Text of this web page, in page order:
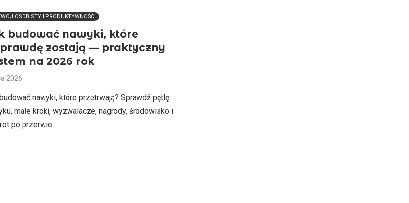
OSOBISTY I PRODUKTYWNOŚĆ
budować nawyki, które
zostają — praktyczny
na 2026 rok
2026
nawyki, które przetrwają? Sprawdź pętlę
małe kroki, wyzwalacze, nagrody, środowisko i
po przerwie.